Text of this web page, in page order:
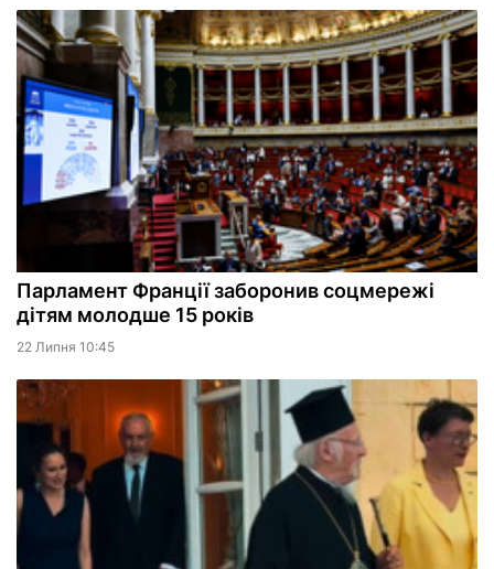
Парламент Франції заборонив соцмережі
дітям молодше 15 років
22 Липня 10:45